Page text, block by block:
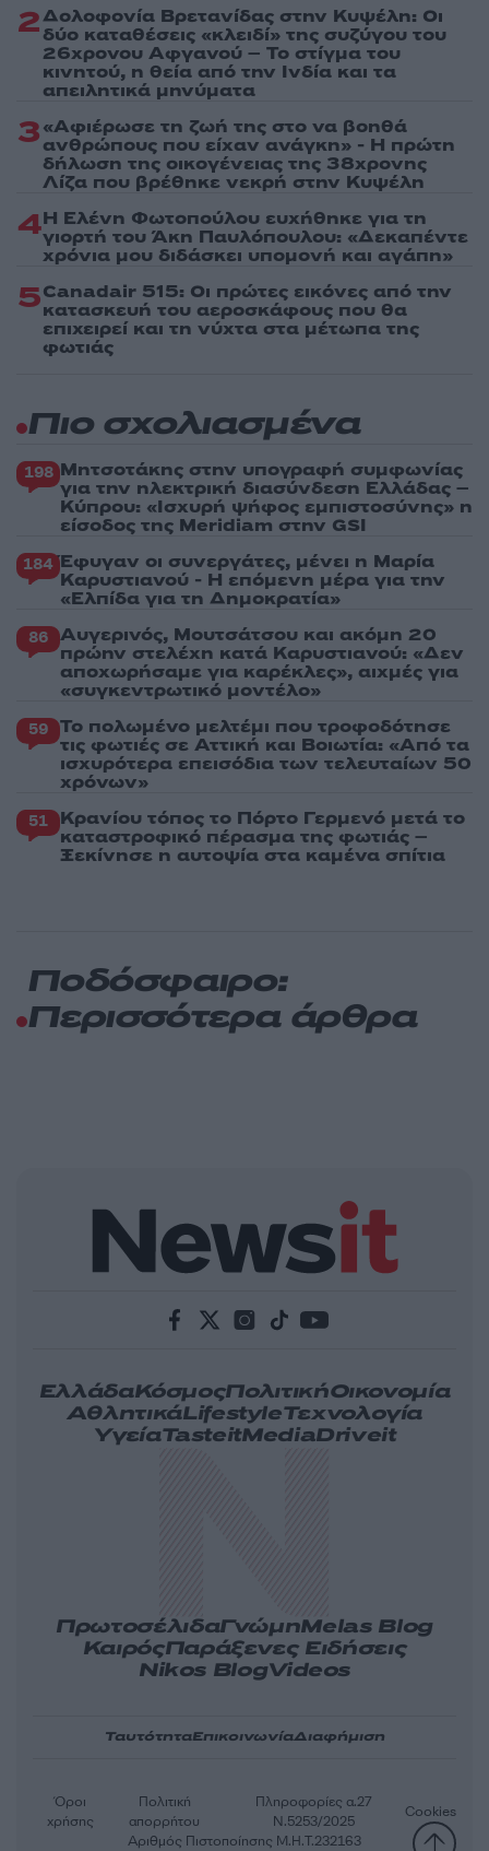
2Δολοφονία Βρετανίδας στην Κυψέλη: Οι
δύο καταθέσεις «κλειδί» της συζύγου του
26χρονου Αφγανού – Το στίγμα του
κινητού, η θεία από την Ινδία και τα
απειλητικά μηνύματα
3«Αφιέρωσε τη ζωή της στο να βοηθά
ανθρώπους που είχαν ανάγκη» - Η πρώτη
δήλωση της οικογένειας της 38χρονης
Λίζα που βρέθηκε νεκρή στην Κυψέλη
4Η Ελένη Φωτοπούλου ευχήθηκε για τη
γιορτή του Άκη Παυλόπουλου: «Δεκαπέντε
χρόνια μου διδάσκει υπομονή και αγάπη»
5Canadair 515: Οι πρώτες εικόνες από την
κατασκευή του αεροσκάφους που θα
επιχειρεί και τη νύχτα στα μέτωπα της
φωτιάς
Πιο σχολιασμένα
198 Μητσοτάκης στην υπογραφή συμφωνίας
για την ηλεκτρική διασύνδεση Ελλάδας –
Κύπρου: «Ισχυρή ψήφος εμπιστοσύνης» η
είσοδος της Meridiam στην GSI
184 Έφυγαν οι συνεργάτες, μένει η Μαρία
Καρυστιανού - Η επόμενη μέρα για την
«Ελπίδα για τη Δημοκρατία»
86 Αυγερινός, Μουτσάτσου και ακόμη 20
πρώην στελέχη κατά Καρυστιανού: «Δεν
αποχωρήσαμε για καρέκλες», αιχμές για
«συγκεντρωτικό μοντέλο»
59 Το πολωμένο μελτέμι που τροφοδότησε
τις φωτιές σε Αττική και Βοιωτία: «Από τα
ισχυρότερα επεισόδια των τελευταίων 50
χρόνων»
51 Κρανίου τόπος το Πόρτο Γερμενό μετά το
καταστροφικό πέρασμα της φωτιάς –
Ξεκίνησε η αυτοψία στα καμένα σπίτια
Ποδόσφαιρο:
Περισσότερα άρθρα
ΕλλάδαΚόσμοςΠολιτικήΟικονομία
ΑθλητικάLifestyleΤεχνολογία
ΥγείαTasteitMediaDriveit
ΠρωτοσέλιδαΓνώμηMelas Blog
ΚαιρόςΠαράξενες Ειδήσεις
Nikos BlogVideos
ΤαυτότηταΕπικοινωνίαΔιαφήμιση
Αριθμός Πιστοποίησης Μ.Η.Τ.232163
Όροι
χρήσης
Πολιτική
απορρήτου
Πληροφορίες α.27
Ν.5253/2025
Cookies